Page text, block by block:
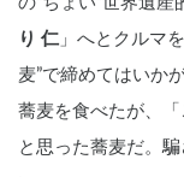
り 仁 」へとクルマ
麦”で締めてはいか
蕎麦を食べたが、「
と思った蕎麦だ。